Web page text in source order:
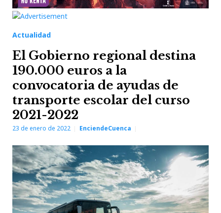
Actualidad
El Gobierno regional destina
190.000 euros a la
convocatoria de ayudas de
transporte escolar del curso
2021-2022
23 de enero de 2022 EnciendeCuenca